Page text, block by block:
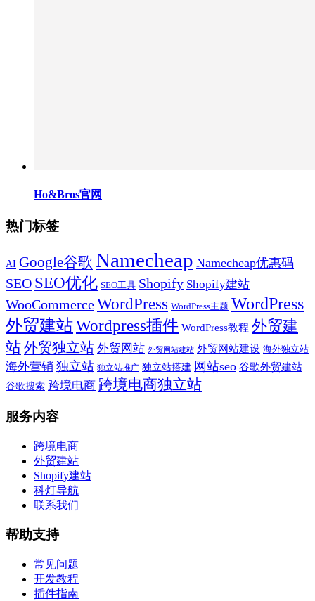
Ho&Bros官网
热门标签
AI Google谷歌 Namecheap Namecheap优惠码
SEO SEO优化 SEO工具 Shopify Shopify建站
WooCommerceWordPress WordPress主题 WordPress
外贸建站Wordpress插件 WordPress教程 外贸建
站外贸独立站 外贸网站 外贸网站建站 外贸网站建设 海外独立站
海外营销 独立站 独立站推广 独立站搭建 网站seo 谷歌外贸建站
谷歌搜索 跨境电商 跨境电商独立站
服务内容
跨境电商
外贸建站
Shopify建站
科灯导航
联系我们
帮助支持
常见问题
开发教程
插件指南